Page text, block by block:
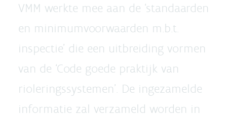
VMM werkte mee aan de ‘standaarden
en minimumvoorwaarden m.b.t.
inspectie’ die een uitbreiding vormen
van de ‘Code goede praktijk van
rioleringssystemen’. De ingezamelde
informatie zal verzameld worden in